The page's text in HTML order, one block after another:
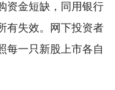
资金短缺，同用银行
有失效。网下投资者
每一只新股上市各自